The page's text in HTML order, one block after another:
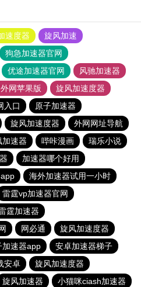
速度器
旋风加速
狗急加速器官网
优途加速器官网
风驰加速器
网苹果版
旋风加速度器
入口
原子加速器
旋风加速度器
外网网址导航
加速器 哔咔漫画
瑞乐小说
加速器哪个好用
海外加速器试用一小时
雷霆vp加速器官网
霆加速器
网必通
旋风加速度器
加速器app
安卓加速器梯子
安卓
旋风加速度器
旋风加速器 小猫咪ciash加速器